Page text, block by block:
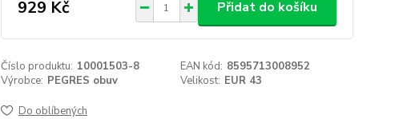
929 Kč Přidat do košíku
Číslo produktu: 10001503-8 EAN kód: 8595713008952
Výrobce: PEGRES obuv Velikost: EUR 43
Do oblíbených